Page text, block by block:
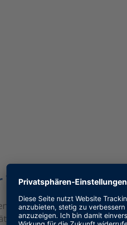
für Software-in-the-Loop
Autocoding sowie